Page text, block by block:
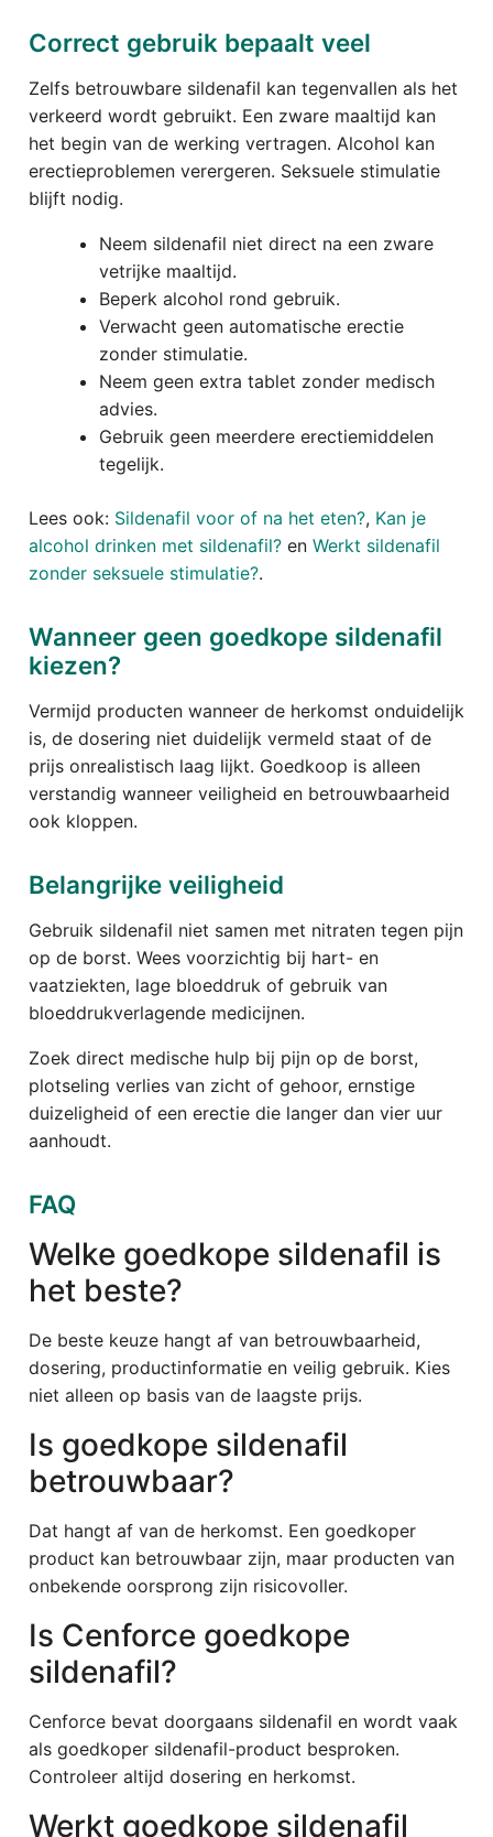
Correct gebruik bepaalt veel
Zelfs betrouwbare sildenafil kan tegenvallen als het
verkeerd wordt gebruikt. Een zware maaltijd kan
het begin van de werking vertragen. Alcohol kan
erectieproblemen verergeren. Seksuele stimulatie
blijft nodig.
Neem sildenafil niet direct na een zware
vetrijke maaltijd.
Beperk alcohol rond gebruik.
Verwacht geen automatische erectie
zonder stimulatie.
Neem geen extra tablet zonder medisch
advies.
Gebruik geen meerdere erectiemiddelen
tegelijk.
Lees ook: Sildenafil voor of na het eten?, Kan je
alcohol drinken met sildenafil? en Werkt sildenafil
zonder seksuele stimulatie?.
Wanneer geen goedkope sildenafil
kiezen?
Vermijd producten wanneer de herkomst onduidelijk
is, de dosering niet duidelijk vermeld staat of de
prijs onrealistisch laag lijkt. Goedkoop is alleen
verstandig wanneer veiligheid en betrouwbaarheid
ook kloppen.
Belangrijke veiligheid
Gebruik sildenafil niet samen met nitraten tegen pijn
op de borst. Wees voorzichtig bij hart- en
vaatziekten, lage bloeddruk of gebruik van
bloeddrukverlagende medicijnen.
Zoek direct medische hulp bij pijn op de borst,
plotseling verlies van zicht of gehoor, ernstige
duizeligheid of een erectie die langer dan vier uur
aanhoudt.
FAQ
Welke goedkope sildenafil is
het beste?
De beste keuze hangt af van betrouwbaarheid,
dosering, productinformatie en veilig gebruik. Kies
niet alleen op basis van de laagste prijs.
Is goedkope sildenafil
betrouwbaar?
Dat hangt af van de herkomst. Een goedkoper
product kan betrouwbaar zijn, maar producten van
onbekende oorsprong zijn risicovoller.
Is Cenforce goedkope
sildenafil?
Cenforce bevat doorgaans sildenafil en wordt vaak
als goedkoper sildenafil-product besproken.
Controleer altijd dosering en herkomst.
Werkt goedkope sildenafil